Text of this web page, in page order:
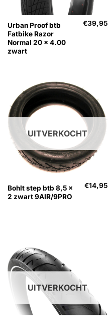
Urban Proof btb
Fatbike Razor
Normal 20 x 4.00
zwart
€39,95
UITVERKOCHT
Bohlt step btb 8,5 x
2 zwart 9AIR/9PRO
€14,95
UITVERKOCHT